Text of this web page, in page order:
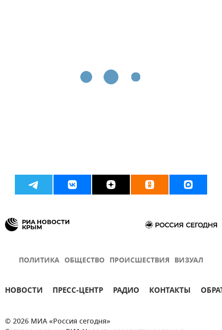
ПОЛИТИКА ОБЩЕСТВО ПРОИСШЕСТВИЯ ВИЗУАЛ
НОВОСТИ ПРЕСС-ЦЕНТР РАДИО КОНТАКТЫ
© 2026 МИА «Россия сегодня»